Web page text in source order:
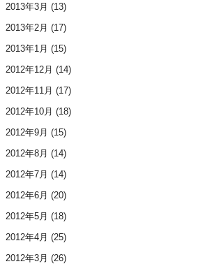
2013年3月 (13)
2013年2月 (17)
2013年1月 (15)
2012年12月 (14)
2012年11月 (17)
2012年10月 (18)
2012年9月 (15)
2012年8月 (14)
2012年7月 (14)
2012年6月 (20)
2012年5月 (18)
2012年4月 (25)
2012年3月 (26)